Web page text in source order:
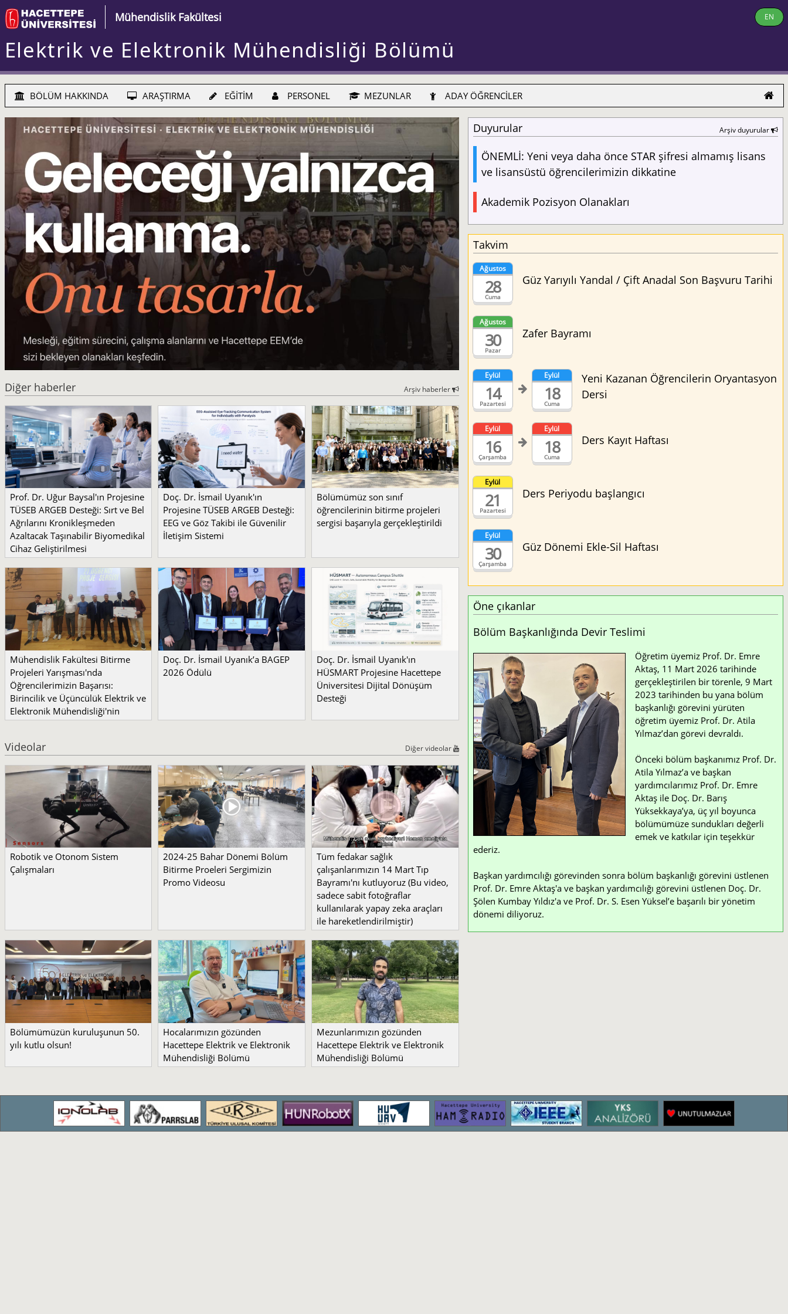
Mühendislik Fakültesi EN
Elektrik ve Elektronik Mühendisliği Bölümü
BÖLÜM HAKKINDA ARAŞTIRMA EĞİTİM PERSONEL MEZUNLAR ADAY ÖĞRENCİLER
Diğer haberler Arşiv haberler
Prof. Dr. Uğur Baysal'ın Projesine
TÜSEB ARGEB Desteği: Sırt ve Bel
Ağrılarını Kronikleşmeden
Azaltacak Taşınabilir Biyomedikal
Cihaz Geliştirilmesi
Doç. Dr. İsmail Uyanık'ın
Projesine TÜSEB ARGEB Desteği:
EEG ve Göz Takibi ile Güvenilir
İletişim Sistemi
Bölümümüz son sınıf
öğrencilerinin bitirme projeleri
sergisi başarıyla gerçekleştirildi
Mühendislik Fakültesi Bitirme
Projeleri Yarışması'nda
Öğrencilerimizin Başarısı:
Birincilik ve Üçüncülük Elektrik ve
Elektronik Mühendisliği'nin
Doç. Dr. İsmail Uyanık’a BAGEP
2026 Ödülü
Doç. Dr. İsmail Uyanık'ın
HÜSMART Projesine Hacettepe
Üniversitesi Dijital Dönüşüm
Desteği
Videolar Diğer videolar
Robotik ve Otonom Sistem
Çalışmaları
2024-25 Bahar Dönemi Bölüm
Bitirme Proeleri Sergimizin
Promo Videosu
Tüm fedakar sağlık
çalışanlarımızın 14 Mart Tıp
Bayramı'nı kutluyoruz (Bu video,
sadece sabit fotoğraflar
kullanılarak yapay zeka araçları
ile hareketlendirilmiştir)
Bölümümüzün kuruluşunun 50.
yılı kutlu olsun!
Hocalarımızın gözünden
Hacettepe Elektrik ve Elektronik
Mühendisliği Bölümü
Mezunlarımızın gözünden
Hacettepe Elektrik ve Elektronik
Mühendisliği Bölümü
Duyurular Arşiv duyurular
ÖNEMLİ: Yeni veya daha önce STAR şifresi almamış lisans
ve lisansüstü öğrencilerimizin dikkatine
Akademik Pozisyon Olanakları
Takvim
Cuma
Ağustos
28 Güz Yarıyılı Yandal / Çift Anadal Son Başvuru Tarihi
Pazar
Ağustos
30 Zafer Bayramı
Pazartesi
Eylül
14 Cuma
Eylül
18
Yeni Kazanan Öğrencilerin Oryantasyon
Dersi
Çarşamba
Eylül
16 Cuma
Eylül
18 Ders Kayıt Haftası
Pazartesi
Eylül
21 Ders Periyodu başlangıcı
Çarşamba
Eylül
30 Güz Dönemi Ekle-Sil Haftası
Öne çıkanlar
Bölüm Başkanlığında Devir Teslimi
Öğretim üyemiz Prof. Dr. Emre
Aktaş, 11 Mart 2026 tarihinde
gerçekleştirilen bir törenle, 9 Mart
2023 tarihinden bu yana bölüm
başkanlığı görevini yürüten
öğretim üyemiz Prof. Dr. Atila
Yılmaz’dan görevi devraldı.
Önceki bölüm başkanımız Prof. Dr.
Atila Yılmaz’a ve başkan
yardımcılarımız Prof. Dr. Emre
Aktaş ile Doç. Dr. Barış
Yüksekkaya’ya, üç yıl boyunca
bölümümüze sundukları değerli
emek ve katkılar için teşekkür
ederiz.
Başkan yardımcılığı görevinden sonra bölüm başkanlığı görevini üstlenen
Prof. Dr. Emre Aktaş'a ve başkan yardımcılığı görevini üstlenen Doç. Dr.
Şölen Kumbay Yıldız'a ve Prof. Dr. S. Esen Yüksel’e başarılı bir yönetim
dönemi diliyoruz.